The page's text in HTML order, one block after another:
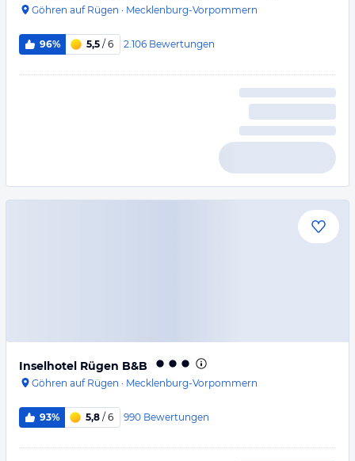
Göhren auf Rügen · Mecklenburg-Vorpommern
96% 5,5 / 6 2.106 Bewertungen
Inselhotel Rügen B&B
Göhren auf Rügen · Mecklenburg-Vorpommern
93% 5,8 / 6 990 Bewertungen